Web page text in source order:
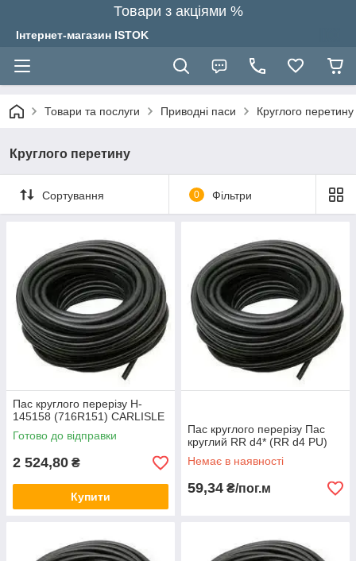
Товари з акціями %
Інтернет-магазин ISTOK
Товари та послуги Приводні паси Круглого перетину
Круглого перетину
Сортування 0 Фільтри
Пас круглого перерізу H-
145158 (716R151) CARLISLE
Готово до відправки
2 524,80 ₴
Купити
Пас круглого перерізу Пас
круглий RR d4* (RR d4 PU)
Немає в наявності
59,34 ₴/пог.м